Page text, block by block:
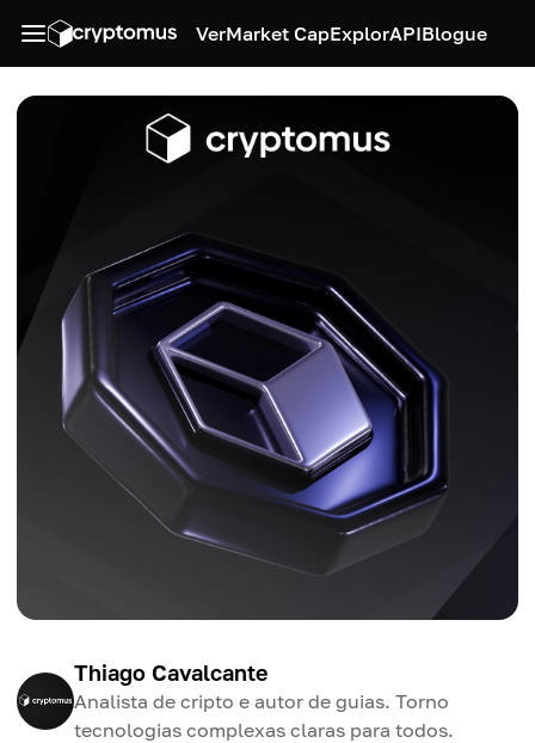
VerMarket CapExplorAPIBlogue
Thiago Cavalcante
Analista de cripto e autor de guias. Torno
tecnologias complexas claras para todos.